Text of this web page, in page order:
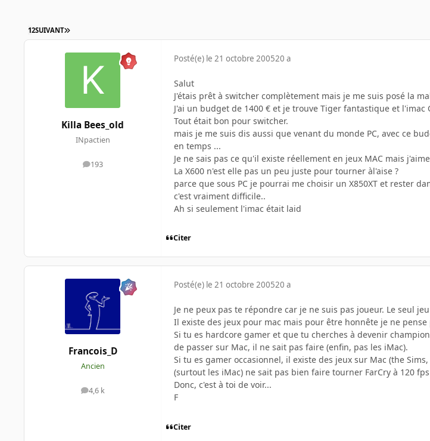
12SUIVANT
Killa Bees_old
INpactien
193
messages
Posté(e) le 21 octobre 200520 a
Salut
J'étais prêt à switcher complètement mais je me suis posé la
J'ai un budget de 1400 € et je trouve Tiger fantastique et l'imac
Tout était bon pour switcher.
mais je me suis dis aussi que venant du monde PC, avec ce
en temps ...
Je ne sais pas ce qu'il existe réellement en jeux MAC mais
La X600 n'est elle pas un peu juste pour tourner àl'aise ?
parce que sous PC je pourrai me choisir un X850XT et rester
c'est vraiment difficile..
Ah si seulement l'imac était laid
Citer
Francois_D
Ancien
4,6 k
messages
Posté(e) le 21 octobre 200520 a
Je ne peux pas te répondre car je ne suis pas joueur. Le seul
Il existe des jeux pour mac mais pour être honnête je ne
Si tu es hardcore gamer et que tu cherches à devenir
de passer sur Mac, il ne sait pas faire (enfin, pas les iMac).
Si tu es gamer occasionnel, il existe des jeux sur Mac (the
(surtout les iMac) ne sait pas bien faire tourner FarCry à 120
Donc, c'est à toi de voir...
F
Citer